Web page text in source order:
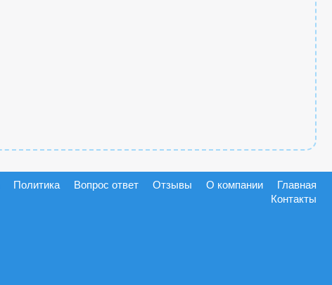
Главная
О компании
Отзывы
Вопрос ответ
Политика
Контакты